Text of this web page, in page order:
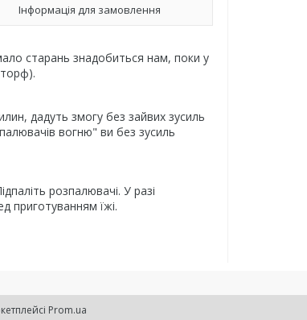
Інформація для замовлення
старань знадобиться нам, поки у
дадуть змогу без зайвих зусиль
вогню" ви без зусиль
розпалювачі. У разі
приготуванням їжі.
Prom.ua